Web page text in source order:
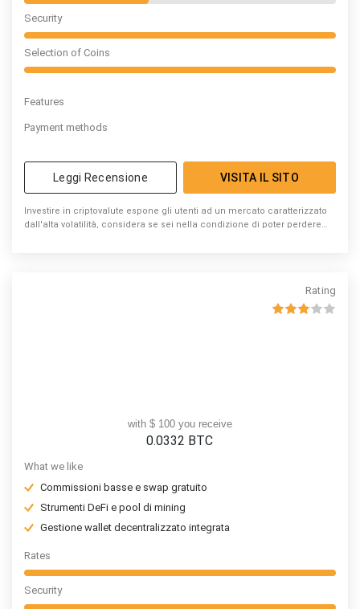
Security
Selection of Coins
Features
Payment methods
Leggi Recensione VISITA IL SITO
Investire in criptovalute espone gli utenti ad un mercato caratterizzato
dall'alta volatilità, considera se sei nella condizione di poter perdere
Rating
with $ 100 you receive
0.0332 BTC
What we like
Commissioni basse e swap gratuito
Strumenti DeFi e pool di mining
Gestione wallet decentralizzato integrata
Rates
Security